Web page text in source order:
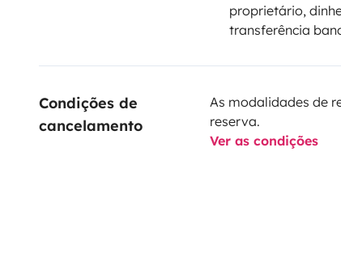
proprietário,
transferência
Condições de
cancelamento
As modalidades de
reserva.
Ver as condições